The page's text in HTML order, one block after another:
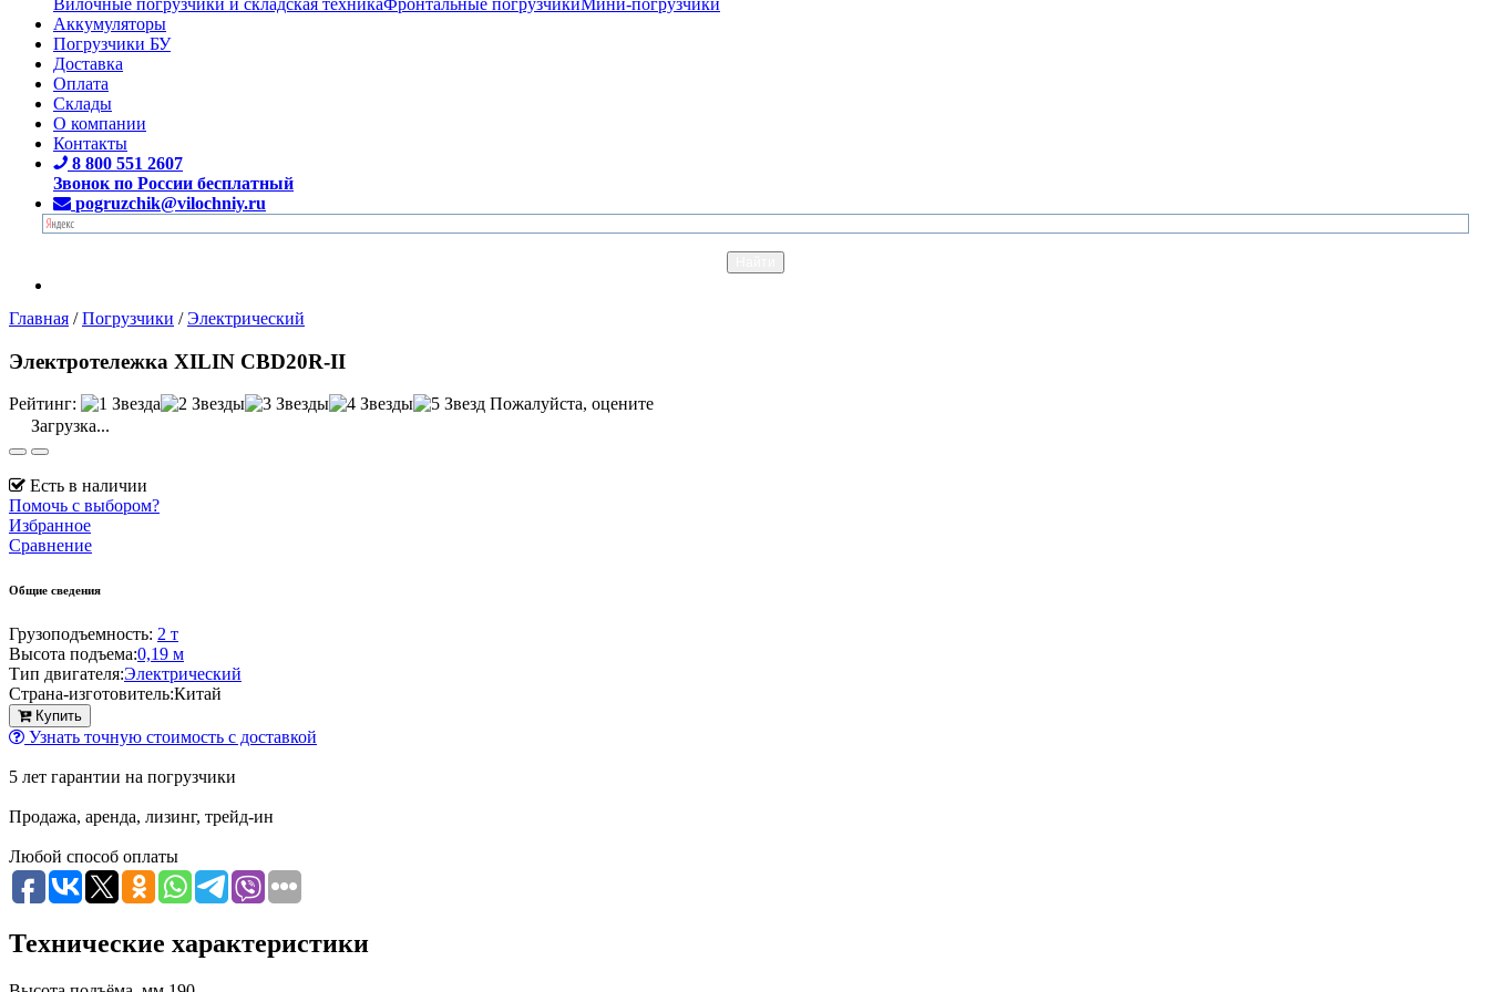
Аккумуляторы
Погрузчики БУ
Доставка
Оплата
Склады
О компании
Контакты
8 800 551 2607
Звонок по России бесплатный
pogruzchik@vilochniy.ru
Главная /Погрузчики /Электрический
Электротележка XILIN CBD20R-II
Рейтинг:
Пожалуйста, оцените
Загрузка...
Есть в наличии
Помочь с выбором?
Избранное
Сравнение
Общие сведения
Грузоподъемность: 2 т
Высота подъема:0,19 м
Тип двигателя:Электрический
Страна-изготовитель:Китай
Купить
Узнать точную стоимость с доставкой
5 лет гарантии на погрузчики
Продажа, аренда, лизинг, трейд-ин
Любой способ оплаты
Технические характеристики